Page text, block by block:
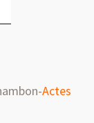
Actes